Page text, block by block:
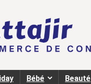
Bébé Beauté